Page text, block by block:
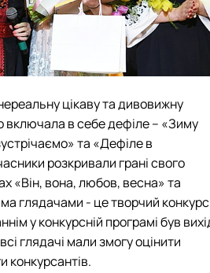
цікаву та дивовижну
включала в себе дефіле – «Зиму
та «Дефіле в
розкривали грані свого
«Він, вона, любов, весна» та
глядачами - це творчий конкурс
у конкурсній програмі був
глядачі мали змогу оцінити
конкурсантів.